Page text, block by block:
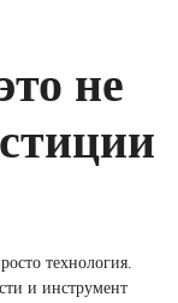
не
технология.
и инструмент